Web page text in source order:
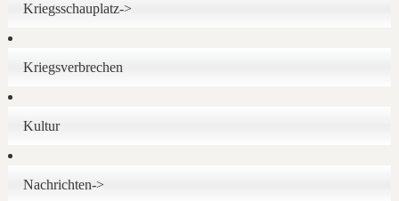
Kriegsschauplatz->
Kriegsverbrechen
Kultur
Nachrichten->